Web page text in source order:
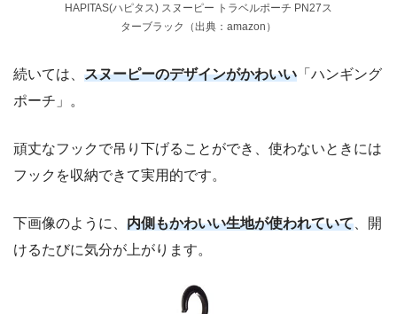
HAPITAS(ハピタス) スヌーピー トラベルポーチ PN27ス
ターブラック（出典：amazon）
続いては、 スヌーピーのデザインがかわいい 「ハンギング
ポーチ」。
頑丈なフックで吊り下げることができ、使わないときには
フックを収納できて実用的です。
下画像のように、 内側もかわいい生地が使われていて 、開
けるたびに気分が上がります。